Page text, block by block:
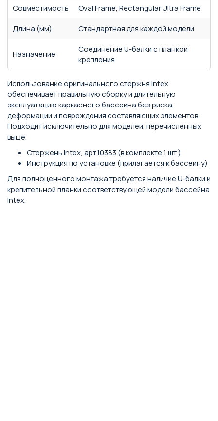
Совместимость
Oval Frame, Rectangular Ultra Frame
Длина (мм)
Стандартная для каждой модели
Назначение
Соединение U-балки с планкой
крепления
Использование оригинального стержня Intex
обеспечивает правильную сборку и длительную
эксплуатацию каркасного бассейна без риска
деформации и повреждения составляющих элементов.
Подходит исключительно для моделей, перечисленных
выше.
Стержень Intex, арт.10383 (в комплекте 1 шт.)
Инструкция по установке (прилагается к бассейну)
Для полноценного монтажа требуется наличие U-балки и
крепительной планки соответствующей модели бассейна
Intex.